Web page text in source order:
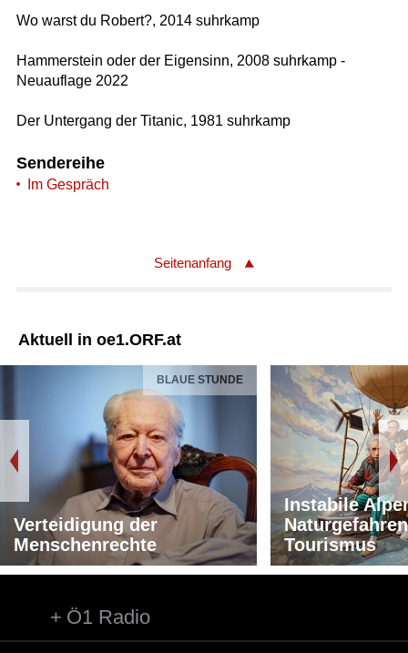
Wo warst du Robert?, 2014 suhrkamp
Hammerstein oder der Eigensinn, 2008 suhrkamp -
Neuauflage 2022
Der Untergang der Titanic, 1981 suhrkamp
Sendereihe
Im Gespräch
Seitenanfang
Aktuell in oe1.ORF.at
BLAUE STUNDE
Verteidigung der
Menschenrechte
Instabile
Tourismus
Ö1 Radio